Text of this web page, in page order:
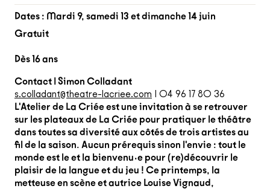
L'Atelier de La Criée est une invitation à se retrouver
sur les plateaux de La Criée pour pratiquer le théâtre
dans toutes sa diversité aux côtés de trois artistes au
fil de la saison. Aucun prérequis sinon l'envie : tout le
monde est le et la bienvenu·e pour (re)découvrir le
plaisir de la langue et du jeu ! Ce printemps, la
metteuse en scène et autrice Louise Vignaud,
Dates : Mardi 9, samedi 13 et dimanche 14 juin
Gratuit
Dès 16 ans
Contact | Simon Colladant
s.colladant@theatre-lacriee.com | 04 96 17 80 36